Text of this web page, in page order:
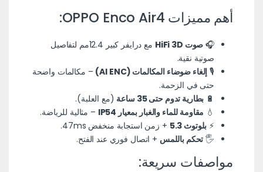
أهم مميزات OPPO Enco Air4:
🎧 صوت HiFi 3D
مع درايفر كبير 12.4مم لتفاصيل
صوتية نقية.
🎙️ إلغاء ضوضاء المكالمات (AI ENC)
– مكالمات واضحة
حتى في الزحمة.
🔋 بطارية تدوم حتى 35 ساعة
(مع العلبة).
💧 مقاومة للماء والغبار بمعيار IP54
– مثالية للرياضة.
⚡ بلوتوث 5.3
+ زمن استجابة منخفض 47ms.
🖐️ تحكم باللمس + اتصال فوري عند الفتح.
مواصفات سريعة: